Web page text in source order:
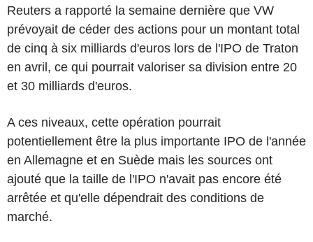
Reuters a rapporté la semaine dernière que VW
prévoyait de céder des actions pour un montant total
de cinq à six milliards d'euros lors de l'IPO de Traton
en avril, ce qui pourrait valoriser sa division entre 20
et 30 milliards d'euros.
A ces niveaux, cette opération pourrait
potentiellement être la plus importante IPO de l'année
en Allemagne et en Suède mais les sources ont
ajouté que la taille de l'IPO n'avait pas encore été
arrêtée et qu'elle dépendrait des conditions de
marché.